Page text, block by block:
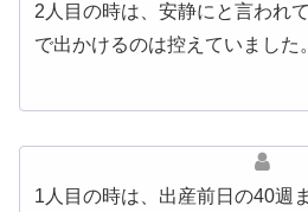
2人目の時は、安静にと言われ
で出かけるのは控えていました。
1人目の時は、出産前日の40週